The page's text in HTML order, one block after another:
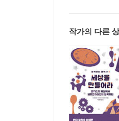
작가의 다른